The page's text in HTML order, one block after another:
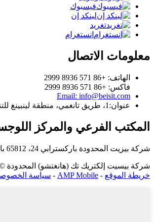
فيسبوك
لينكد إن
تغريد
انستغرام
معلومات الاتصال
الهاتف: +86 571 8936 2999
فاكس: +86 571 8936 2999
Email: info@beisit.com
عنوان: 1، طريق تانغمي، منطقة لينبينغ للتنمية الاقتصادية والتكنولوجية، هانغتشو، تشجيانغ، 311100، الصين
المكتب الفرعي والمركز
شركة بيزيت المحدودة باركسترابي 24، 65812 باد سودن آم تاونوس، هيسن، ألمانيا
شركة بيسيت إلكتريك تك (هانغتشو) المحدودة ©
خريطة الموقع -
AMP Mobile
- سياسة